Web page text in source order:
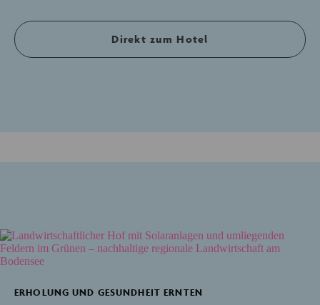
Direkt zum Hotel
ERHOLUNG UND GESUNDHEIT ERNTEN